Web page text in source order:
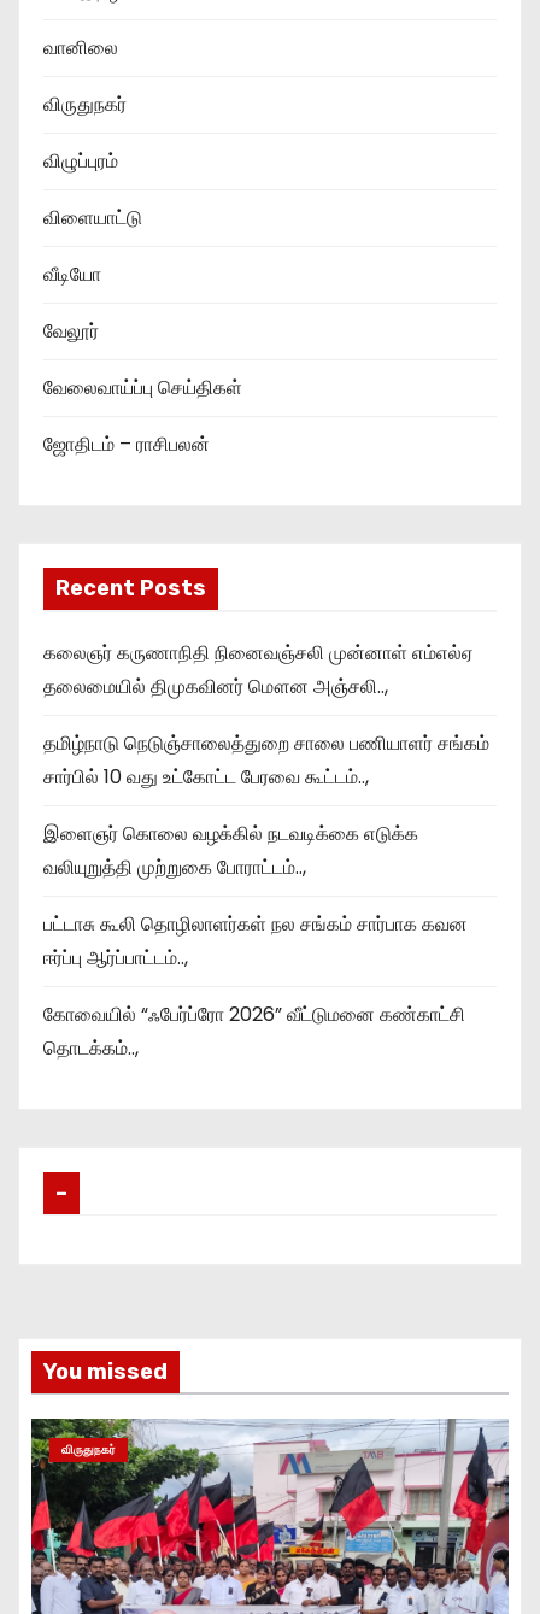
வானிலை
விருதுநகர்
விழுப்புரம்
விளையாட்டு
வீடியோ
வேலூர்
வேலைவாய்ப்பு செய்திகள்
ஜோதிடம் – ராசிபலன்
Recent Posts
கலைஞர் கருணாநிதி நினைவஞ்சலி முன்னாள் எம்எல்ஏ
தலைமையில் திமுகவினர் மௌன அஞ்சலி..,
தமிழ்நாடு நெடுஞ்சாலைத்துறை சாலை பணியாளர் சங்கம்
சார்பில் 10 வது உட்கோட்ட பேரவை கூட்டம்..,
இளைஞர் கொலை வழக்கில் நடவடிக்கை எடுக்க
வலியுறுத்தி முற்றுகை போராட்டம்..,
பட்டாசு கூலி தொழிலாளர்கள் நல சங்கம் சார்பாக கவன
ஈர்ப்பு ஆர்ப்பாட்டம்..,
கோவையில் “ஃபேர்ப்ரோ 2026” வீட்டுமனை கண்காட்சி
தொடக்கம்..,
–
You missed
விருதுநகர்